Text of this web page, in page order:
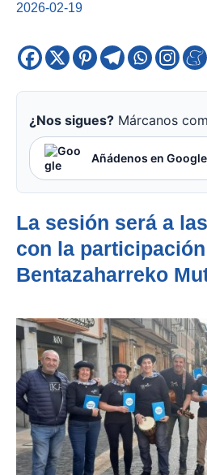
2026-02-19
¿Nos sigues? Márcanos
Añádenos en Google
La sesión será a
con la
Bentazaharreko